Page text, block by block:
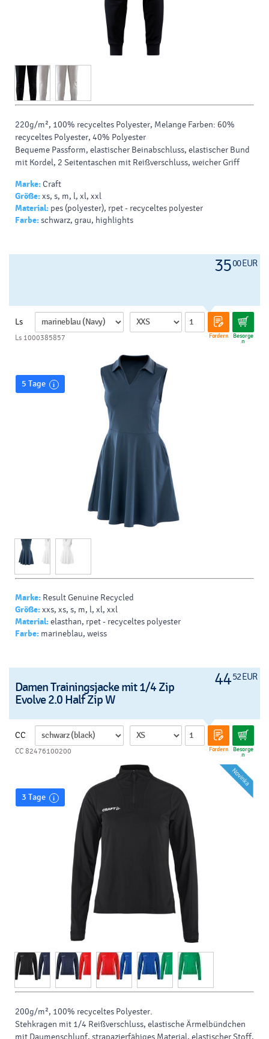
220g/m², 100% recyceltes Polyester, Melange Farben: 60%
recyceltes Polyester, 40% Polyester
Bequeme Passform, elastischer Beinabschluss, elastischer Bund
mit Kordel, 2 Seitentaschen mit Reißverschluss, weicher Griff
Marke:Craft
Größe:xs, s, m, l, xl, xxl
Material: pes (polyester), rpet - recyceltes polyester
Farbe:schwarz, grau, highlights
3500 EUR
Ls
Fordern Besorge
n
Ls 1000385857
5 Tage
Marke: Result Genuine Recycled
Größe:xxs, xs, s, m, l, xl, xxl
Material:elasthan, rpet - recyceltes polyester
Farbe: marineblau, weiss
4452 EUR
Damen Trainingsjacke mit 1/4 Zip
Evolve 2.0 Half Zip W
CC
Fordern Besorge
n
CC 82476100200
3 Tage
200g/m², 100% recyceltes Polyester.
Stehkragen mit 1/4 Reißverschluss, elastische Ärmelbündchen
mit Daumenschlupf, strapazierfähiges Material, elastischer Stoff,